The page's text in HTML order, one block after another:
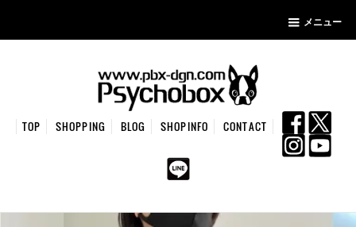
メニュー
TOP SHOPPING BLOG SHOPINFO CONTACT